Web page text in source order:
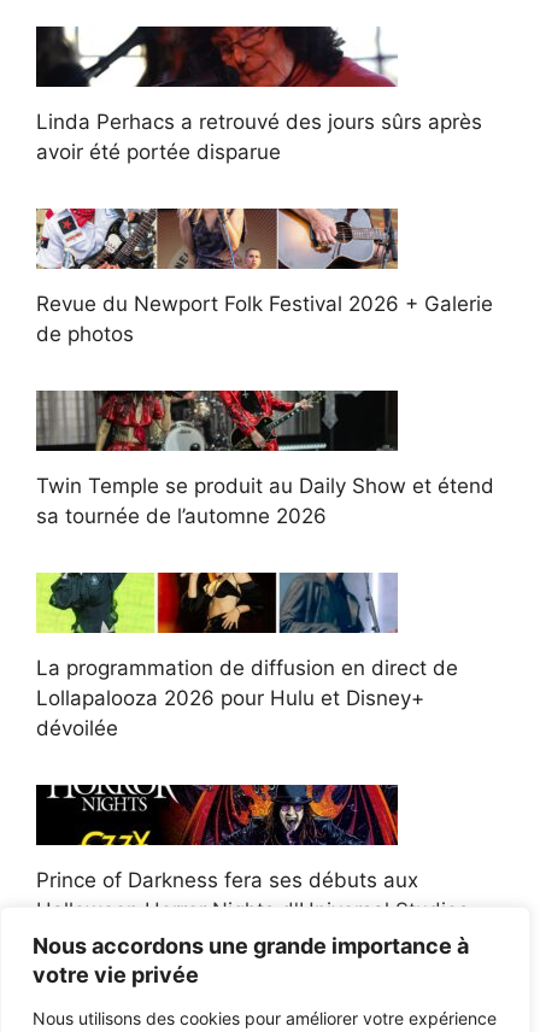
Nous accordons une grande importance à
votre vie privée
Nous utilisons des cookies pour améliorer votre expérience
Linda Perhacs a retrouvé des jours sûrs après
avoir été portée disparue
Revue du Newport Folk Festival 2026 + Galerie
de photos
Twin Temple se produit au Daily Show et étend
sa tournée de l’automne 2026
La programmation de diffusion en direct de
Lollapalooza 2026 pour Hulu et Disney+
dévoilée
Prince of Darkness fera ses débuts aux
Halloween Horror Nights d'Universal Studios